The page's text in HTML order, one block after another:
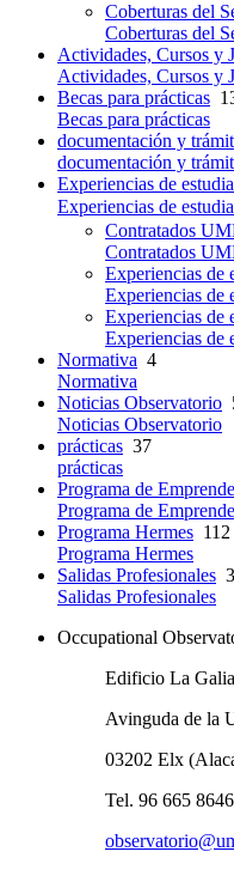
Coberturas del
Coberturas del
Actividades, Cursos y
Actividades, Cursos y
Becas para prácticas
Becas para prácticas
documentación y
documentación y
Experiencias de
Experiencias de
Contratados
Contratados
Experiencias de
Experiencias de
Experiencias de
Experiencias de
Normativa 4
Normativa
Noticias Observatorio
Noticias Observatorio
prácticas 37
prácticas
Programa de
Programa de
Programa Hermes 112
Programa Hermes
Salidas Profesionales
Salidas Profesionales
Occupational
Edificio La Galia
Avinguda de la
03202 Elx
Tel. 96 665 8646